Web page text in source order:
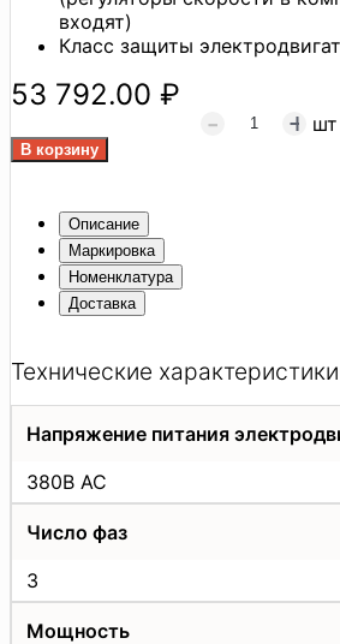
входят)
Класс защиты
53 792.00 ₽
шт
Описание
Маркировка
Номенклатура
Доставка
Технические
Напряжение питания
380В АС
Число фаз
3
Мощность